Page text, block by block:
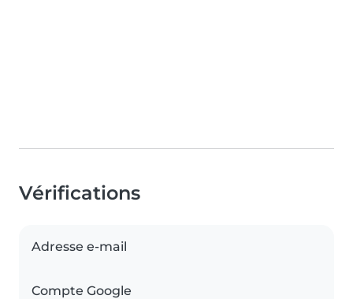
Vérifications
Adresse e-mail
Compte Google